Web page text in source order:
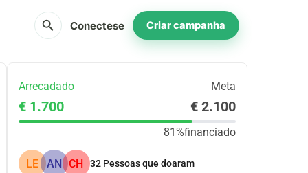
search Conectese Criar campanha
Arrecadado Meta
€ 1.700 € 2.100
81%financiado
LE AN CH 32 Pessoas que doaram